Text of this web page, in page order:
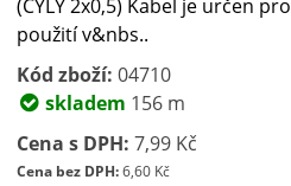
(CYLY 2x0,5) Kabel je určen pro
použití v&nbs..
Kód zboží: 04710
skladem 156 m
Cena s DPH: 7,99 Kč
Cena bez DPH:6,60 Kč